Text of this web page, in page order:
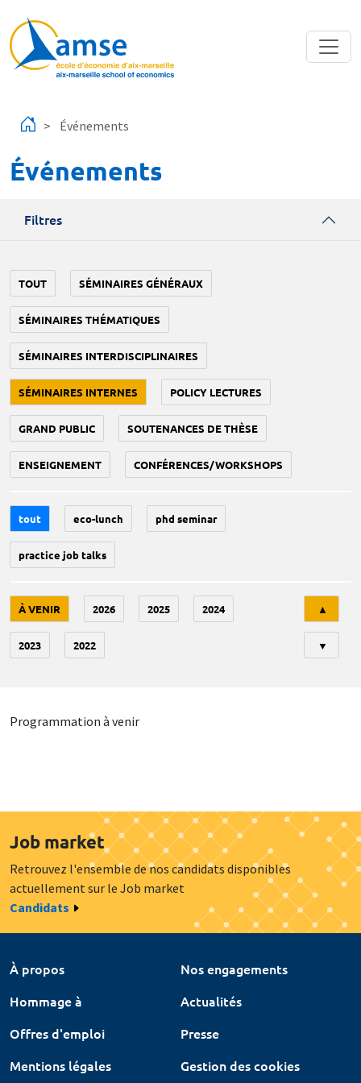
Événements
Événements
Filtres
TOUT SÉMINAIRES GÉNÉRAUX
SÉMINAIRES THÉMATIQUES
SÉMINAIRES INTERDISCIPLINAIRES
SÉMINAIRES INTERNES POLICY LECTURES
GRAND PUBLIC SOUTENANCES DE THÈSE
ENSEIGNEMENT CONFÉRENCES/WORKSHOPS
tout eco-lunch phd seminar
practice job talks
À VENIR 2026 2025 2024
2023 2022
▲
▼
Programmation à venir
Job market
Retrouvez l'ensemble de nos candidats disponibles
actuellement sur le Job market
Candidats
À propos
Nos engagements
Hommage à
Actualités
Offres d'emploi
Presse
Mentions légales
Gestion des cookies